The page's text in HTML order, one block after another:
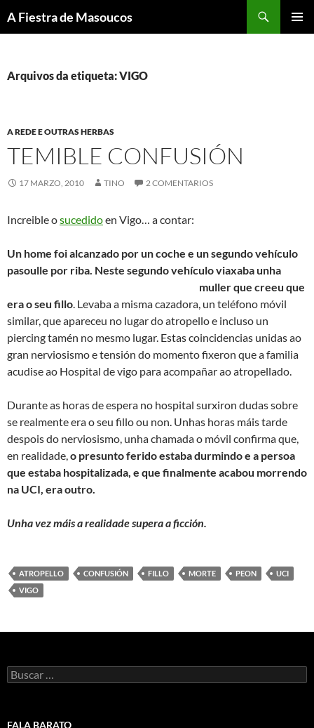
aoA Fiestra de Masoucos
Arquivos da etiqueta: VIGO
A REDE E OUTRAS HERBAS
TEMIBLE CONFUSIÓN
17 MARZO, 2010 TINO 2 COMENTARIOS
Increible osucedidoen Vigo… a contar:
Un home foi alcanzado por un coche e un segundo vehículo
pasoulle por riba. Neste segundo vehículo viaxaba unha
muller que creeu que
era o seu fillo. Levaba a misma cazadora, un teléfono móvil
similar, que apareceu no lugar do atropello e incluso un
piercing tamén no mesmo lugar. Estas coincidencias unidas ao
gran nerviosismo e tensión do momento fixeron que a familia
acudise ao Hospital de vigo para acompañar ao atropellado.
Durante as horas de espera no hospital surxiron dudas sobre
se realmente era o seu fillo ou non. Unhas horas máis tarde
despois do nerviosismo, unha chamada o móvil confirma que,
en realidade,o presunto ferido estaba durmindo e a persoa
que estaba hospitalizada, e que finalmente acabou morrendo
na UCI, era outro.
Unha vez máis a realidade supera a ficción.
ATROPELLO CONFUSIÓN FILLO MORTE PEON
UCI
VIGO
Buscar:
FALA BARATO